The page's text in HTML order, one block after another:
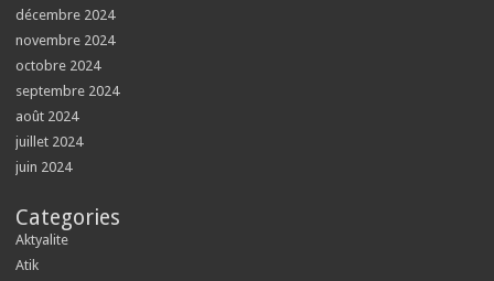
décembre 2024
novembre 2024
octobre 2024
septembre 2024
août 2024
juillet 2024
juin 2024
Categories
Aktyalite
Atik